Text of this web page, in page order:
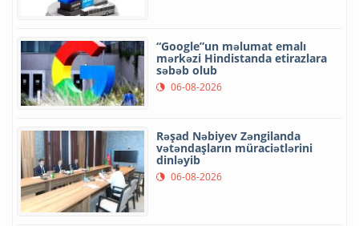
“Google”un məlumat emalı
mərkəzi Hindistanda etirazlara
səbəb olub
06-08-2026
Rəşad Nəbiyev Zəngilanda
vətəndaşların müraciətlərini
dinləyib
06-08-2026